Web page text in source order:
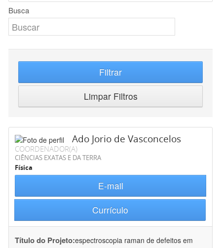
Busca
Filtrar
Limpar Filtros
Ado Jorio de Vasconcelos
COORDENADOR(A)
CIÊNCIAS EXATAS E DA TERRA
Física
E-mail
Currículo
Título do Projeto:espectroscopia raman de defeitos em